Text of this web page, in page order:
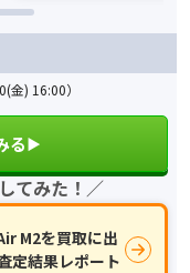
金) 16:00）
る▶︎
てみた！／
M2を買取に出
定結果レポート